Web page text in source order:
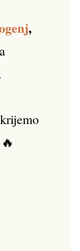
,